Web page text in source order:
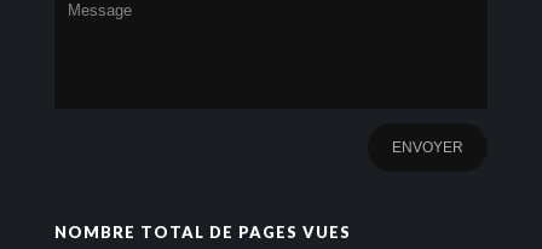
NOMBRE TOTAL DE PAGES VUES